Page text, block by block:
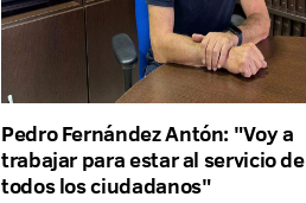
Pedro Fernández Antón: "Voy a
trabajar para estar al servicio de
todos los ciudadanos"